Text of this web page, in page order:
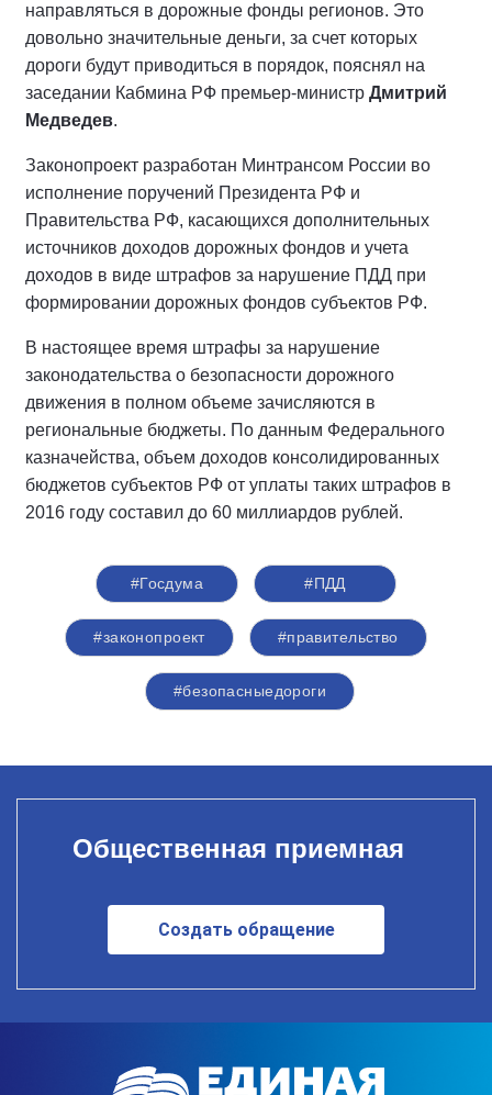
направляться в дорожные фонды регионов. Это
довольно значительные деньги, за счет которых
дороги будут приводиться в порядок, пояснял нa
заседании Кабмина РФ премьер-министр Дмитрий
Медведев.
Законопроект разработан Минтрансом России во
исполнение поручений Президента РФ и
Правительства РФ, касающихся дополнительных
источников доходов дорожных фондов и учета
доходов в виде штрафов за нарушение ПДД при
формировании дорожных фондов субъектов РФ.
В настоящее время штрафы за нарушение
законодательства о безопасности дорожного
движения в полном объеме зачисляются в
региональные бюджеты. По данным Федерального
казначейства, объем доходов консолидированных
бюджетов субъектов РФ от уплаты таких штрафов в
2016 году составил до 60 миллиардов рублей.
#Госдума #ПДД
#законопроект #правительство
#безопасныедороги
Общественная приемная
Создать обращение